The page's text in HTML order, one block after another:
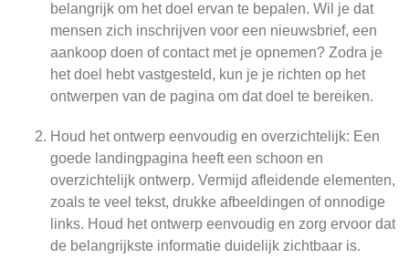
belangrijk om het doel ervan te bepalen. Wil je dat
mensen zich inschrijven voor een nieuwsbrief, een
aankoop doen of contact met je opnemen? Zodra je
het doel hebt vastgesteld, kun je je richten op het
ontwerpen van de pagina om dat doel te bereiken.
Houd het ontwerp eenvoudig en overzichtelijk: Een
goede landingpagina heeft een schoon en
overzichtelijk ontwerp. Vermijd afleidende elementen,
zoals te veel tekst, drukke afbeeldingen of onnodige
links. Houd het ontwerp eenvoudig en zorg ervoor dat
de belangrijkste informatie duidelijk zichtbaar is.